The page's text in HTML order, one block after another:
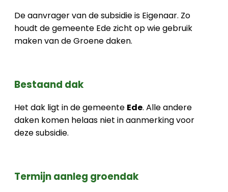
De aanvrager van de subsidie is Eigenaar. Zo
houdt de gemeente Ede zicht op wie gebruik
maken van de Groene daken.
Bestaand dak
Het dak ligt in de gemeente Ede. Alle andere
daken komen helaas niet in aanmerking voor
deze subsidie.
Termijn aanleg groendak